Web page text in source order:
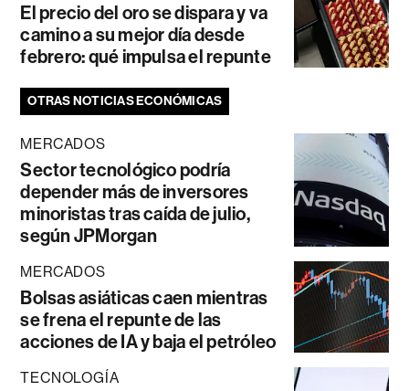
El precio del oro se dispara y va
camino a su mejor día desde
febrero: qué impulsa el repunte
OTRAS NOTICIAS ECONÓMICAS
MERCADOS
Sector tecnológico podría
depender más de inversores
minoristas tras caída de julio,
según JPMorgan
MERCADOS
Bolsas asiáticas caen mientras
se frena el repunte de las
acciones de IA y baja el petróleo
TECNOLOGÍA